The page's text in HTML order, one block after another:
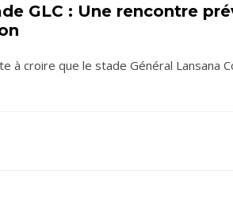
GLC : Une rencontre
à croire que le stade Général Lansana